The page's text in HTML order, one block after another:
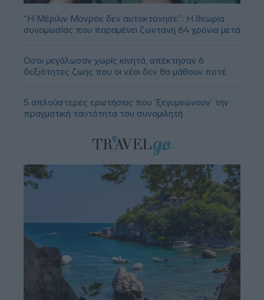
“Η Μέριλιν Μονρόε δεν αυτοκτόνησε”: Η θεωρία
συνομωσίας που παραμένει ζωντανή 64 χρόνια μετά
Όσοι μεγάλωσαν χωρίς κινητά, απέκτησαν 6
δεξιότητες ζωής που οι νέοι δεν θα μάθουν ποτέ
5 απλούστερες ερωτήσεις που ‘ξεγυμνώνουν’ την
πραγματική ταυτότητα του συνομιλητή